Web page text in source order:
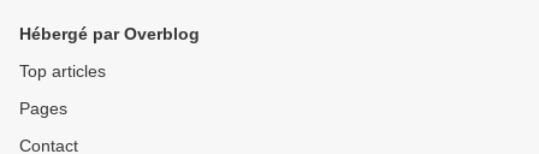
Hébergé par Overblog
Top articles
Pages
Contact